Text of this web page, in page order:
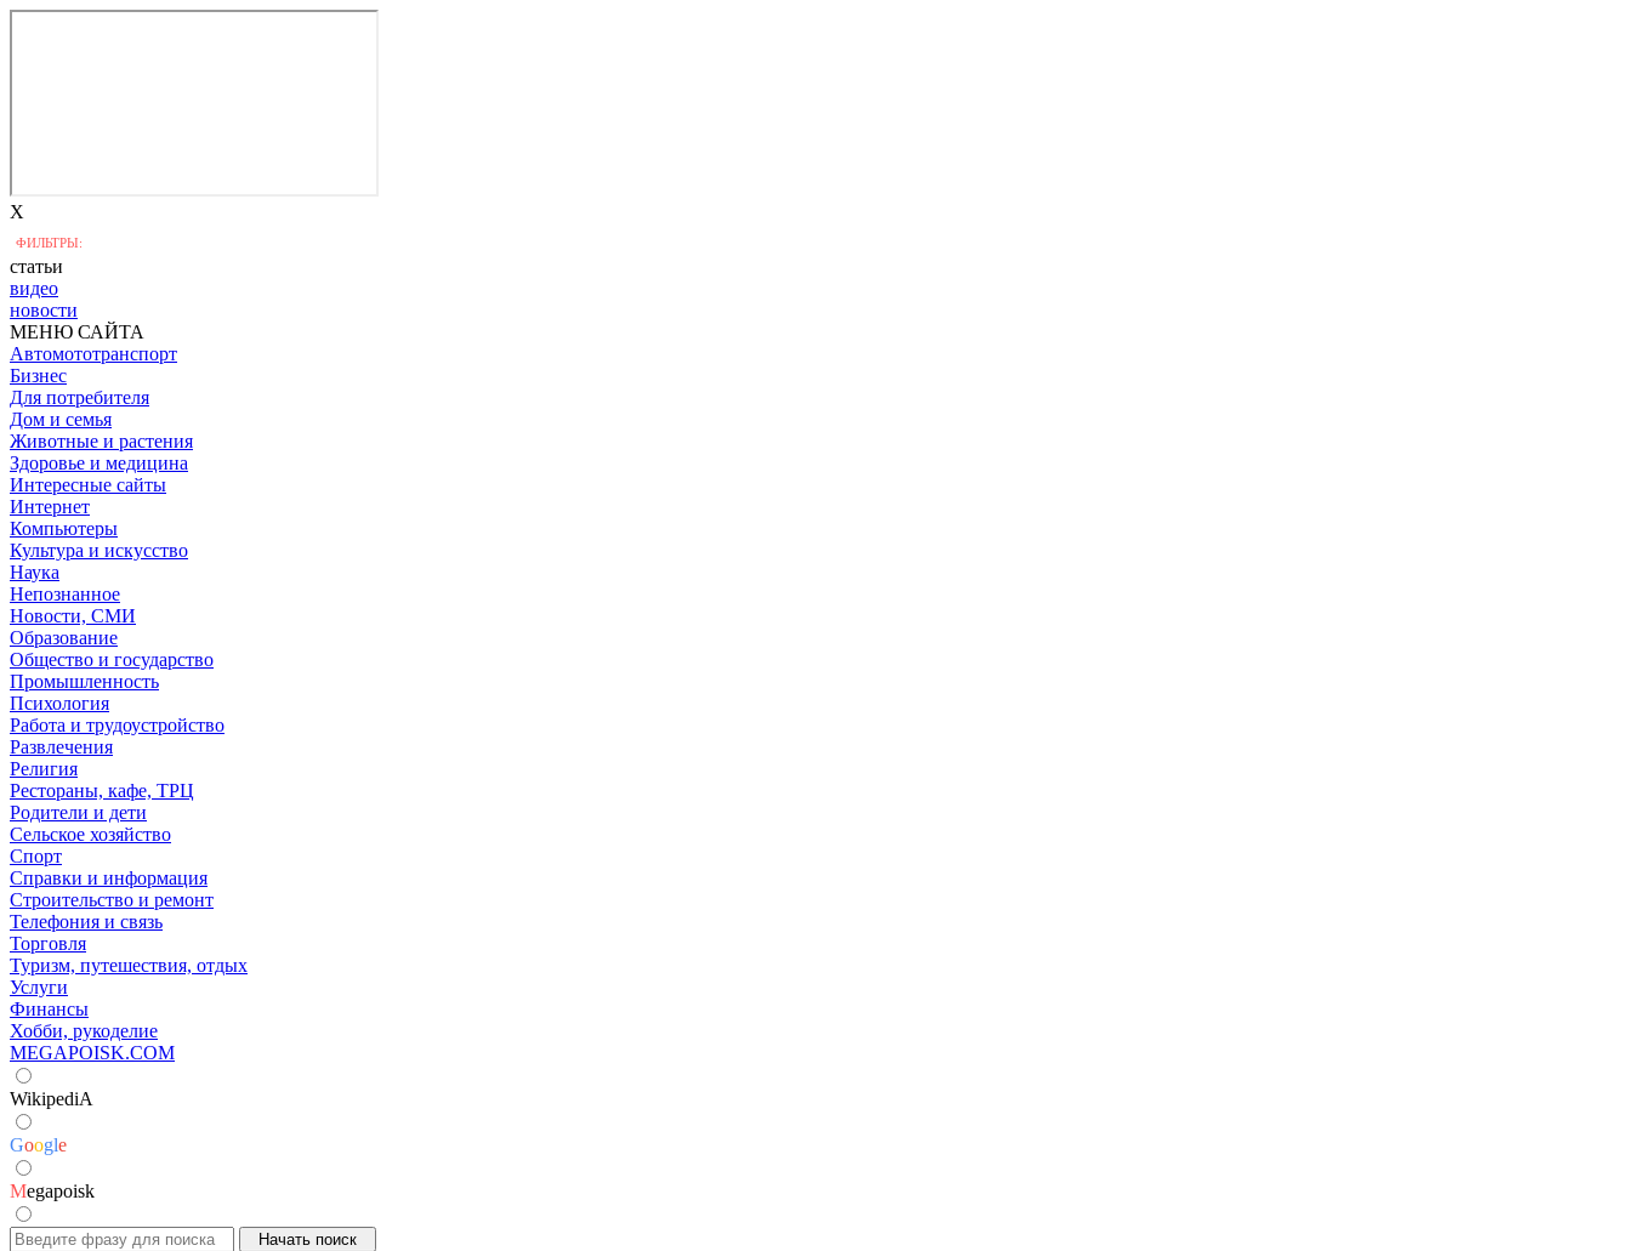
X
ФИЛЬТРЫ:
статьи
видео
новости
МЕНЮ САЙТА
Автомототранспорт
Бизнес
Для потребителя
Дом и семья
Животные и растения
Здоровье и медицина
Интересные сайты
Интернет
Компьютеры
Культура и искусство
Наука
Непознанное
Новости, СМИ
Образование
Общество и государство
Промышленность
Психология
Работа и трудоустройство
Развлечения
Религия
Рестораны, кафе, ТРЦ
Родители и дети
Сельское хозяйство
Спорт
Справки и информация
Строительство и ремонт
Телефония и связь
Торговля
Туризм, путешествия, отдых
Услуги
Финансы
Хобби, рукоделие
MEGAPOISK.COM
WikipediA
Google
Megapoisk